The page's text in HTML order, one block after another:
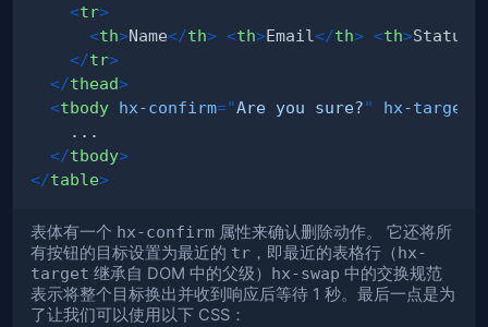
<tr>
<th>Name</th> <th>Email</th> <th>Status
</tr>
</thead>
<tbody hx-confirm="Are you sure?" hx-target
</tbody>
</table>
表体有一个 hx-confirm 属性来确认删除动作。 它还将所
有按钮的目标设置为最近的 tr ，即最近的表格行（hx-
target 继承自 DOM 中的父级） hx-swap 中的交换规范
表示将整个目标换出并收到响应后等待 1 秒。最后一点是为
了让我们可以使用以下 CSS：